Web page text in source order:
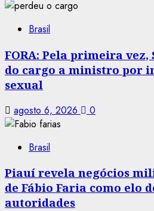
Brasil
FORA: Pela primeira vez,
do cargo a ministro por
sexual
agosto 6, 2026 0
Brasil
Piauí revela negócios
de Fábio Faria como elo
autoridades